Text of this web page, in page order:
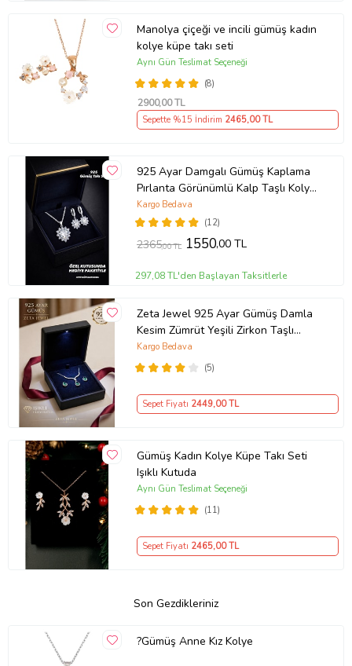
Manolya çiçeği ve incili gümüş kadın
kolye küpe takı seti
(8)
Aynı Gün Teslimat Seçeneği
2900,00 TL
Sepette %15 İndirim 2465,00 TL
925 Ayar Damgalı Gümüş Kaplama
Pırlanta Görünümlü Kalp Taşlı Kolye
Küpe Takı Seti
(12)
Kargo Bedava
2365,00 TL 1550,00 TL
297,08 TL'den Başlayan Taksitlerle
Zeta Jewel 925 Ayar Gümüş Damla
Kesim Zümrüt Yeşili Zirkon Taşlı
Kolye Küpe Seti LED Işıklı Lüks
Hediye Kutulu Zarif Kadın Takı Seti
(5)
Kargo Bedava
Sepet Fiyatı 2449,00 TL
Gümüş Kadın Kolye Küpe Takı Seti
Işıklı Kutuda
(11)
Aynı Gün Teslimat Seçeneği
Sepet Fiyatı 2465,00 TL
Son Gezdikleriniz
?Gümüş Anne Kız Kolye